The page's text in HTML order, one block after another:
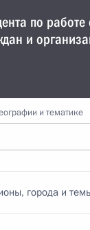
по работе
и
и тематике
города и